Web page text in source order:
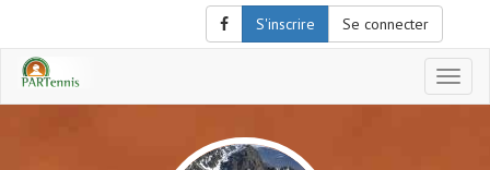
S'inscrire Se connecter
le